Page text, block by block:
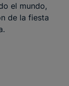
el mundo,
de la fiesta